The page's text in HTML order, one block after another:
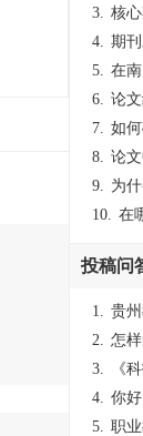
3. 核
4. 期刊
5. 在南大
6. 论
7. 如何确
8. 论
9. 为什么现在
10. 在
投稿问
1. 贵
2. 怎
3.
《科技和
4. 你好
5. 职业教育下